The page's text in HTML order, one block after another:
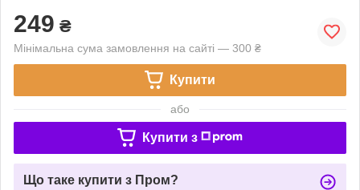
249 ₴
Мінімальна сума замовлення на сайті — 300 ₴
Купити
або
Купити з
Що таке купити з Пром?